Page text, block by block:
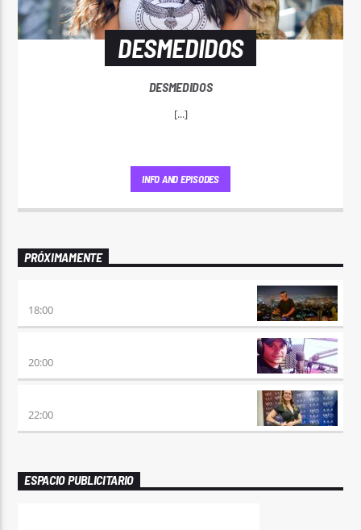
DESMEDIDOS
DESMEDIDOS
[...]
INFO AND EPISODES
PRÓXIMAMENTE
18:00
20:00
22:00
ESPACIO PUBLICITARIO